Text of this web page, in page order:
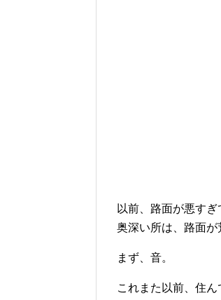
以前、路面が悪す
奥深い所は、路面が
まず、音。
これまた以前、住